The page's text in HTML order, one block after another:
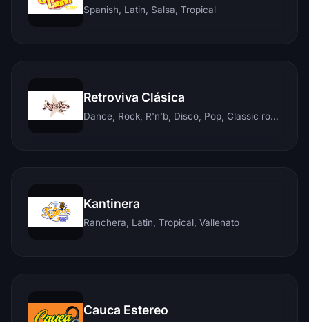
Spanish, Latin, Salsa, Tropical
Retroviva Clásica
Dance, Rock, R'n'b, Disco, Pop, Classic rock, Techno, Reggae
Kantinera
Ranchera, Latin, Tropical, Vallenato
Cauca Estereo